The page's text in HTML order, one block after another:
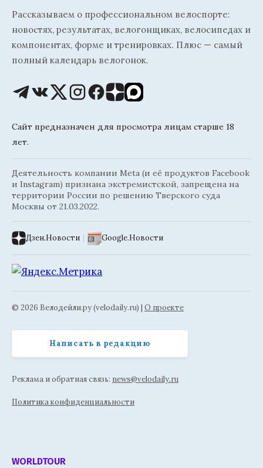
Рассказываем о профессиональном велоспорте:
новостях, результатах, велогонщиках, велосипедах и
компонентах, форме и тренировках. Плюс — самый
полный календарь велогонок.
Сайт предназначен для просмотра лицам старше 18
лет.
Деятельность компании Meta (и её продуктов Facebook
и Instagram) признана экстремистской, запрещена на
территории России по решению Тверского суда
Москвы от 21.03.2022.
Дзен.Новости | Google.Новости
© 2026 Велодейли.ру (velodaily.ru) | О проекте
Написать в редакцию
Реклама и обратная связь: news@velodaily.ru
Политика конфиденциальности
WORLDTOUR